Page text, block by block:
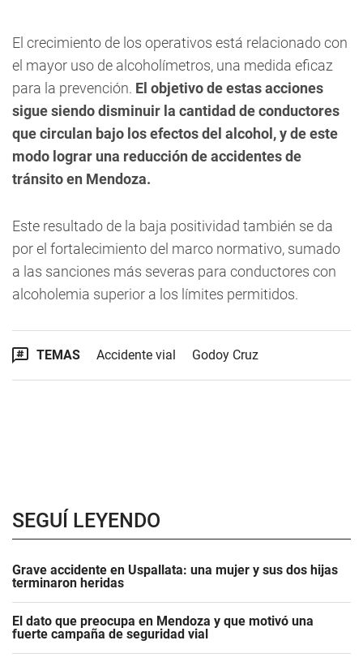
El crecimiento de los operativos está relacionado con
el mayor uso de alcoholímetros, una medida eficaz
para la prevención. El objetivo de estas acciones
sigue siendo disminuir la cantidad de conductores
que circulan bajo los efectos del alcohol, y de este
modo lograr una reducción de accidentes de
tránsito en Mendoza.
Este resultado de la baja positividad también se da
por el fortalecimiento del marco normativo, sumado
a las sanciones más severas para conductores con
alcoholemia superior a los límites permitidos.
TEMAS Accidente vial Godoy Cruz
SEGUÍ LEYENDO
Grave accidente en Uspallata: una mujer y sus dos hijas
terminaron heridas
El dato que preocupa en Mendoza y que motivó una
fuerte campaña de seguridad vial